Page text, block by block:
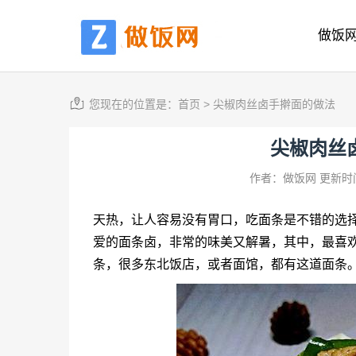
做饭
您现在的位置是： 首页 > 尖椒肉丝卤手擀面的做法
尖椒肉丝
作者：做饭网 更新
天热，让人容易没有胃口，吃面条是不错的选
爱的面条卤，非常的味美又解暑，其中，最喜
条，很多东北饭店，或者面馆，都有这道面条